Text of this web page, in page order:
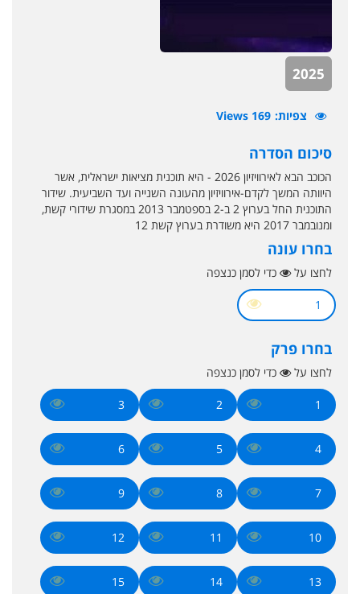
2025
צפיות 169 Views
סיכום הסדרה
הכוכב הבא לאירוויזיון 2026 - היא תוכנית מציאות ישראלית, אשר
היוותה המשך לקדם-אירוויזיון מהעונה השנייה ועד השביעית. שידור
התוכנית החל בערוץ 2 ב-2 בספטמבר 2013 במסגרת שידורי קשת,
ומנובמבר 2017 היא משודרת בערוץ קשת 12
בחרו עונה
לחצו על כדי לסמן כנצפה
1
בחרו פרק
לחצו על כדי לסמן כנצפה
1
2
3
4
5
6
7
8
9
10
11
12
13
14
15